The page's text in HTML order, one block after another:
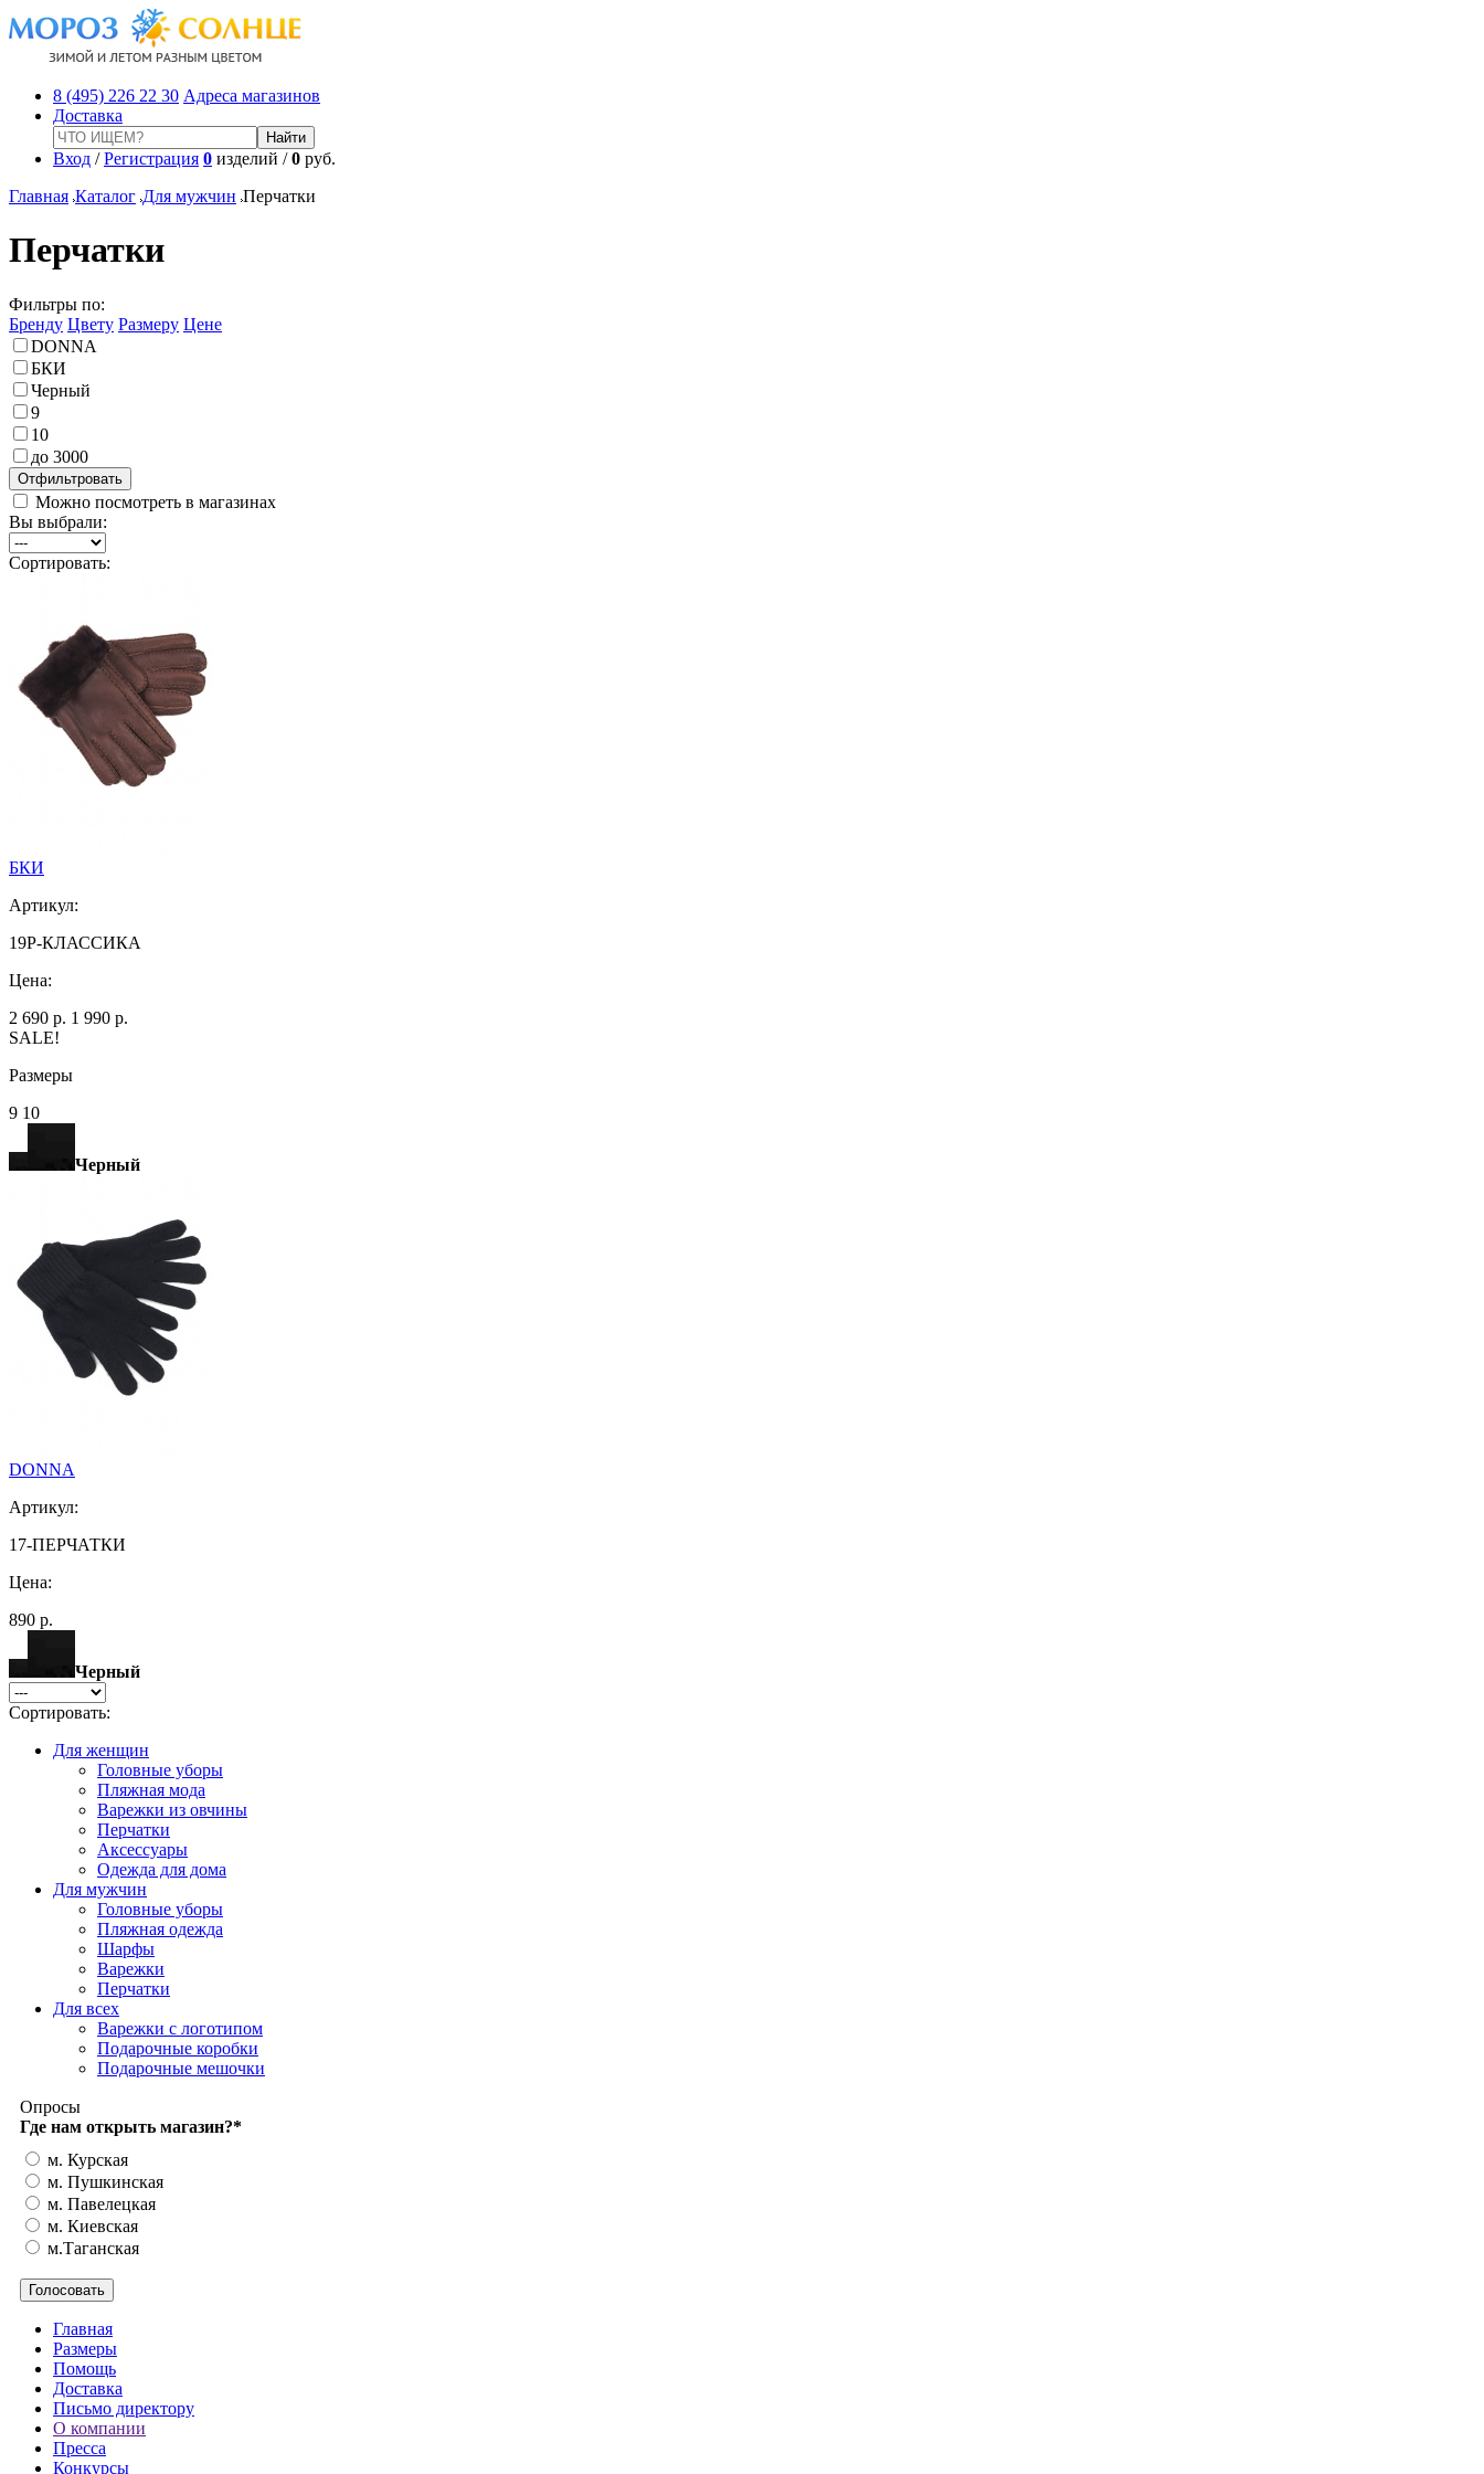
8 (495) 226 22 30 Адреса магазинов
Доставка
Вход /Регистрация 0 изделий /0 руб.
Главная Каталог Для мужчин Перчатки
Перчатки
Фильтры по:
Бренду Цвету Размеру Цене
DONNA
БКИ
Черный
9
10
до 3000
Можно посмотреть в магазинах
Вы выбрали:
Сортировать:
БКИ
Артикул:
19Р-КЛАССИКА
Цена:
2 690 р. 1 990 р.
SALE!
Размеры
9 10
Черный
DONNA
Артикул:
17-ПЕРЧАТКИ
Цена:
890 р.
Черный
Сортировать:
Для женщин
Головные уборы
Пляжная мода
Варежки из овчины
Перчатки
Аксессуары
Одежда для дома
Для мужчин
Головные уборы
Пляжная одежда
Шарфы
Варежки
Перчатки
Для всех
Варежки с логотипом
Подарочные коробки
Подарочные мешочки
Опросы
Где нам открыть магазин?*
м. Курская
м. Пушкинская
м. Павелецкая
м. Киевская
м.Таганская
Главная
Размеры
Помощь
Доставка
Письмо директору
О компании
Пресса
Конкурсы